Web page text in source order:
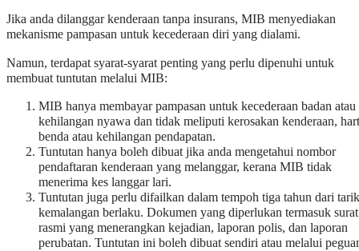
Jika anda dilanggar kenderaan tanpa insurans, MIB menyediakan
mekanisme pampasan untuk kecederaan diri yang dialami.
Namun, terdapat syarat-syarat penting yang perlu dipenuhi untuk
membuat tuntutan melalui MIB:
MIB hanya membayar pampasan untuk kecederaan badan atau
kehilangan nyawa dan tidak meliputi kerosakan kenderaan,
benda atau kehilangan pendapatan.
Tuntutan hanya boleh dibuat jika anda mengetahui nombor
pendaftaran kenderaan yang melanggar, kerana MIB tidak
menerima kes langgar lari.
Tuntutan juga perlu difailkan dalam tempoh tiga tahun dari
kemalangan berlaku. Dokumen yang diperlukan termasuk surat
rasmi yang menerangkan kejadian, laporan polis, dan laporan
perubatan. Tuntutan ini boleh dibuat sendiri atau melalui